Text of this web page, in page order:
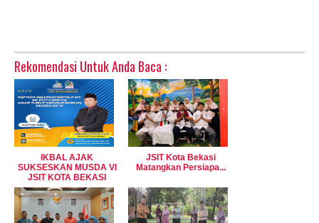
Rekomendasi Untuk Anda Baca :
IKBAL AJAK
SUKSESKAN MUSDA VI
JSIT KOTA BEKASI
JSIT Kota Bekasi
Matangkan Persiapa...